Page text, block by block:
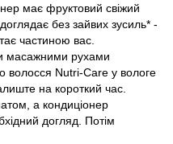
має фруктовий свіжий
без зайвих зусиль* -
частиною вас.
масажними рухами
волосся Nutri-Care у вологе
на короткий час.
а кондиціонер
догляд. Потім